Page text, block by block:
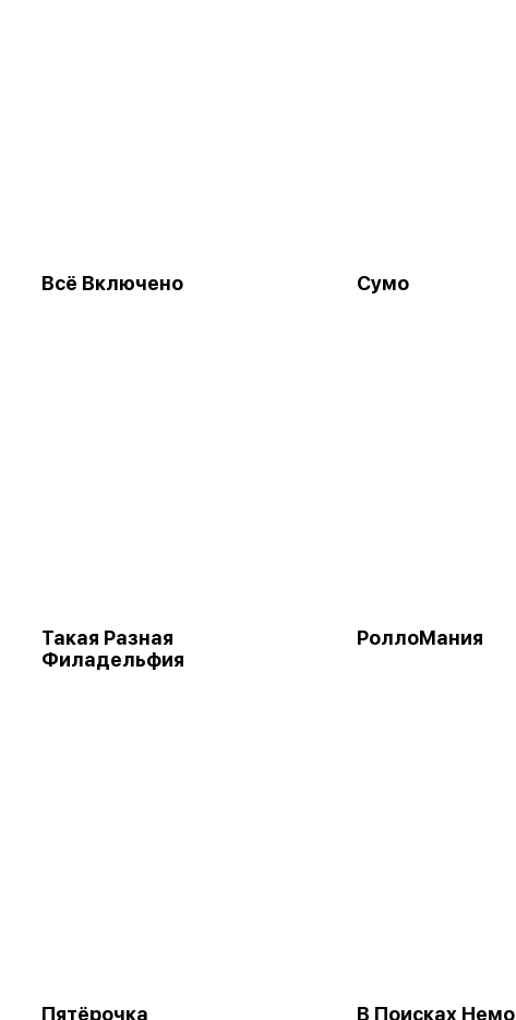
Всё Включено Сумо
Такая Разная
Филадельфия
РоллоМания
Пятёрочка В Поисках Немо